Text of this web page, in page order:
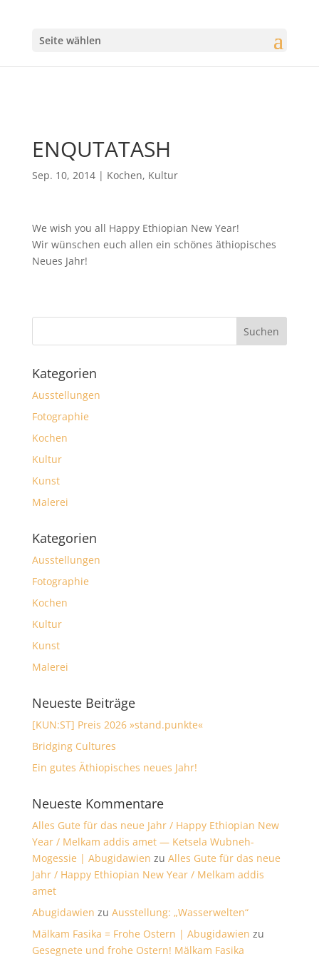
Seite wählen
ENQUTATASH
Sep. 10, 2014| Kochen, Kultur
We wish you all Happy Ethiopian New Year!
Wir wünschen euch allen ein schönes äthiopisches
Neues Jahr!
Kategorien
Ausstellungen
Fotographie
Kochen
Kultur
Kunst
Malerei
Kategorien
Ausstellungen
Fotographie
Kochen
Kultur
Kunst
Malerei
Neueste Beiträge
[KUN:ST] Preis 2026 »stand.punkte«
Bridging Cultures
Ein gutes Äthiopisches neues Jahr!
Neueste Kommentare
Alles Gute für das neue Jahr / Happy Ethiopian New
Year / Melkam addis amet — Ketsela Wubneh-
Mogessie | Abugidawien zu Alles Gute für das neue
Jahr / Happy Ethiopian New Year / Melkam addis
amet
Abugidawien zu Ausstellung: „Wasserwelten“
Mälkam Fasika = Frohe Ostern | Abugidawien zu
Gesegnete und frohe Ostern! Mälkam Fasika